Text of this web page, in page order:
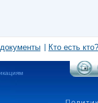
Кто есть кто?